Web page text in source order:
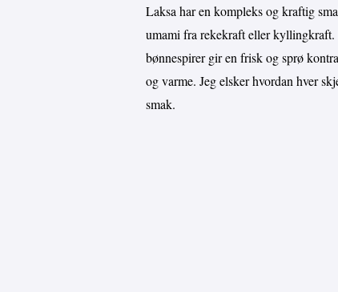
Laksa har en kompleks og kraftig
umami fra rekekraft eller kyllingkraft.
bønnespirer gir en frisk og sprø
og varme. Jeg elsker hvordan hver
smak.